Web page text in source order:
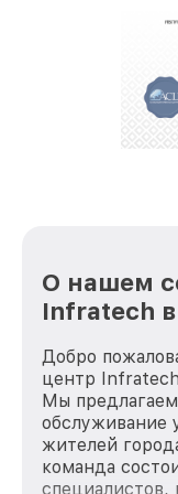
обеспечат
полной
положительные
репутацию. Мы
О нашем
Infratech
Добро
центр
Мы
обслуживание
жителей
команда
специалистов,